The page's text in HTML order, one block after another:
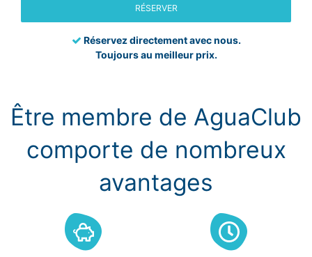
RÉSERVER
Réservez directement avec nous.
Toujours au meilleur prix.
Être membre de AguaClub
comporte de nombreux
avantages